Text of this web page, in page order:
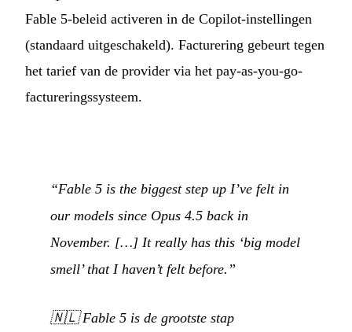
Fable 5-beleid activeren in de Copilot-instellingen
(standaard uitgeschakeld). Facturering gebeurt tegen
het tarief van de provider via het pay-as-you-go-
factureringssysteem.
“Fable 5 is the biggest step up I’ve felt in
our models since Opus 4.5 back in
November. […] It really has this ‘big model
smell’ that I haven’t felt before.”
🇳🇱Fable 5 is de grootste stap